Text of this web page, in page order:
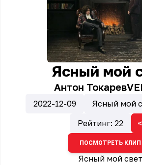
Ясный мой
Антон Токарев
2022-12-09
Ясный мой
Рейтинг: 22
ПОСМОТРЕТЬ КЛИП
Ясный мой свет